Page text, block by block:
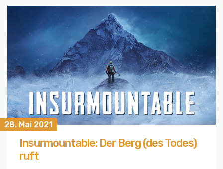
28. Mai 2021
Insurmountable: Der Berg (des Todes)
ruft